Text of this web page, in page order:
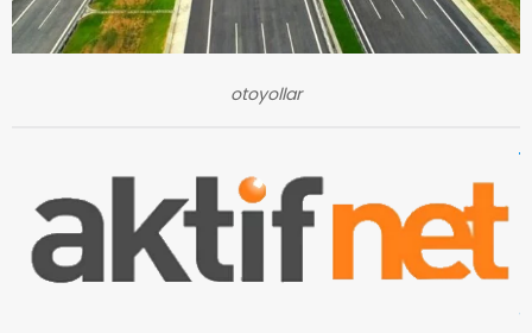
otoyollar